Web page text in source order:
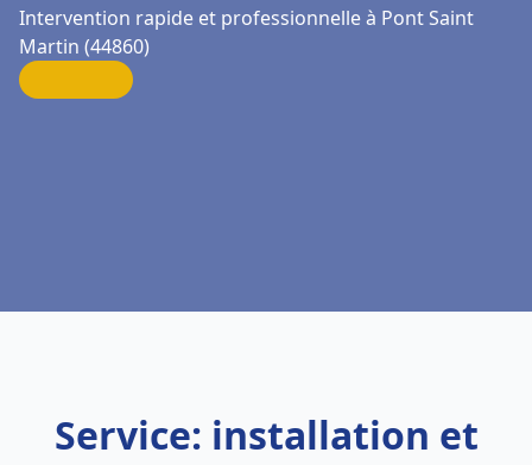
Intervention rapide et professionnelle à Pont Saint
Martin (44860)
Service: installation et